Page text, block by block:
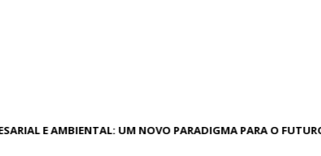
E AMBIENTAL: UM NOVO PARADIGMA PARA O FUTURO